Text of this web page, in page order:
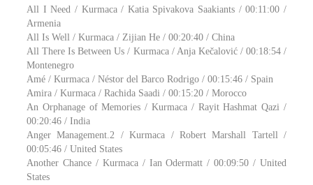
All I Need / Kurmaca / Katia Spivakova Saakiants / 00:11:00 /
Armenia
All Is Well / Kurmaca / Zijian He / 00:20:40 / China
All There Is Between Us / Kurmaca / Anja Kečalović / 00:18:54 /
Montenegro
Amé / Kurmaca / Néstor del Barco Rodrigo / 00:15:46 / Spain
Amira / Kurmaca / Rachida Saadi / 00:15:20 / Morocco
An Orphanage of Memories / Kurmaca / Rayit Hashmat Qazi /
00:20:46 / India
Anger Management.2 / Kurmaca / Robert Marshall Tartell /
00:05:46 / United States
Another Chance / Kurmaca / Ian Odermatt / 00:09:50 / United
States